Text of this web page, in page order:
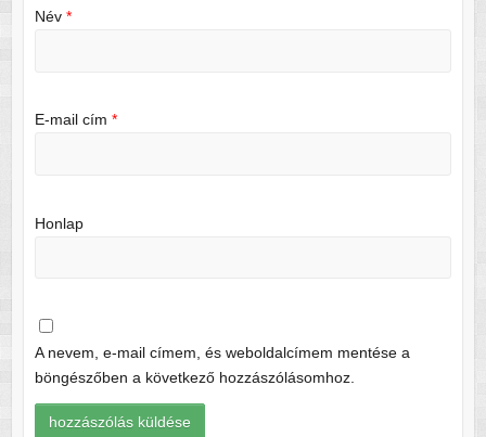
Név *
E-mail cím *
Honlap
A nevem, e-mail címem, és weboldalcímem mentése a
böngészőben a következő hozzászólásomhoz.